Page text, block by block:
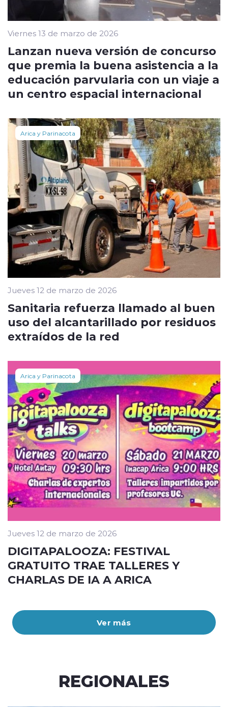
Ver más
Viernes 13 de marzo de 2026
Lanzan nueva versión de concurso
que premia la buena asistencia a la
educación parvularia con un viaje a
un centro espacial internacional
Arica y Parinacota
Jueves 12 de marzo de 2026
Sanitaria refuerza llamado al buen
uso del alcantarillado por residuos
extraídos de la red
Arica y Parinacota
Jueves 12 de marzo de 2026
DIGITAPALOOZA: FESTIVAL
GRATUITO TRAE TALLERES Y
CHARLAS DE IA A ARICA
REGIONALES